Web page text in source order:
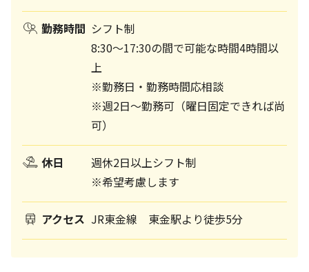
勤務時間 シフト制
8:30〜17:30の間で可能な時間4時間以
上
※勤務日・勤務時間応相談
※週2日〜勤務可（曜日固定できれば尚
可）
休日
週休2日以上シフト制
※希望考慮します
アクセス JR東金線 東金駅より徒歩5分